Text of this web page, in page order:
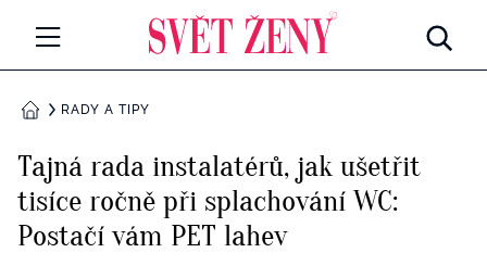
Všechny kategorie
Rozhovory
RETROHUBKY
DOMŮRADY A TIPY
Tajná rada instalatérů, jak ušetřit
tisíce ročně při splachování WC:
Postačí vám PET lahev